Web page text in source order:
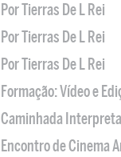
Por Tierras De L Rei
Por Tierras De L Rei
Por Tierras De L Rei
Formação: Vídeo e
Caminhada
Encontro de Cinema